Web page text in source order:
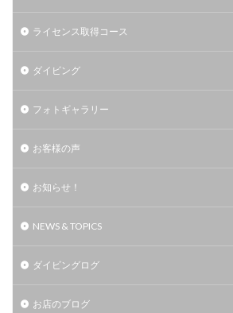
ライセンス取得コース
ダイビング
フォトギャラリー
お客様の声
お知らせ！
NEWS & TOPICS
ダイビングログ
お店のブログ